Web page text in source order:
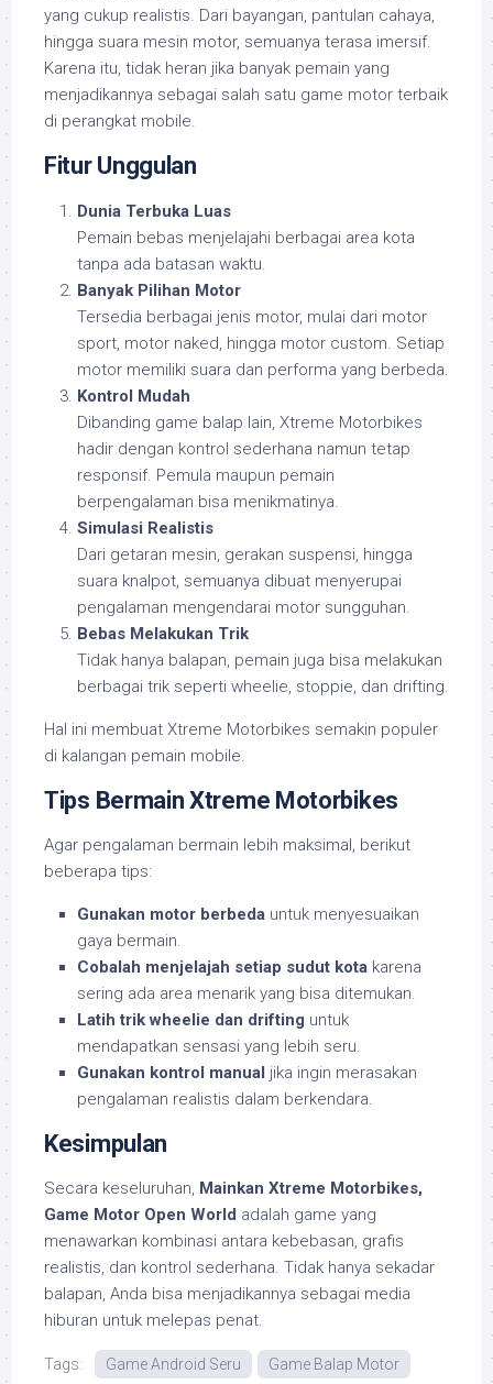
yang cukup realistis. Dari bayangan, pantulan cahaya,
hingga suara mesin motor, semuanya terasa imersif.
Karena itu, tidak heran jika banyak pemain yang
menjadikannya sebagai salah satu game motor terbaik
di perangkat mobile.
Fitur Unggulan
Dunia Terbuka Luas
Pemain bebas menjelajahi berbagai area kota
tanpa ada batasan waktu.
Banyak Pilihan Motor
Tersedia berbagai jenis motor, mulai dari motor
sport, motor naked, hingga motor custom. Setiap
motor memiliki suara dan performa yang berbeda.
Kontrol Mudah
Dibanding game balap lain, Xtreme Motorbikes
hadir dengan kontrol sederhana namun tetap
responsif. Pemula maupun pemain
berpengalaman bisa menikmatinya.
Simulasi Realistis
Dari getaran mesin, gerakan suspensi, hingga
suara knalpot, semuanya dibuat menyerupai
pengalaman mengendarai motor sungguhan.
Bebas Melakukan Trik
Tidak hanya balapan, pemain juga bisa melakukan
berbagai trik seperti wheelie, stoppie, dan drifting.
Hal ini membuat Xtreme Motorbikes semakin populer
di kalangan pemain mobile.
Tips Bermain Xtreme Motorbikes
Agar pengalaman bermain lebih maksimal, berikut
beberapa tips:
Gunakan motor berbeda untuk menyesuaikan
gaya bermain.
Cobalah menjelajah setiap sudut kota karena
sering ada area menarik yang bisa ditemukan.
Latih trik wheelie dan drifting untuk
mendapatkan sensasi yang lebih seru.
Gunakan kontrol manual jika ingin merasakan
pengalaman realistis dalam berkendara.
Kesimpulan
Secara keseluruhan, Mainkan Xtreme Motorbikes,
Game Motor Open World adalah game yang
menawarkan kombinasi antara kebebasan, grafis
realistis, dan kontrol sederhana. Tidak hanya sekadar
balapan, Anda bisa menjadikannya sebagai media
hiburan untuk melepas penat.
Tags: Game Android Seru Game Balap Motor